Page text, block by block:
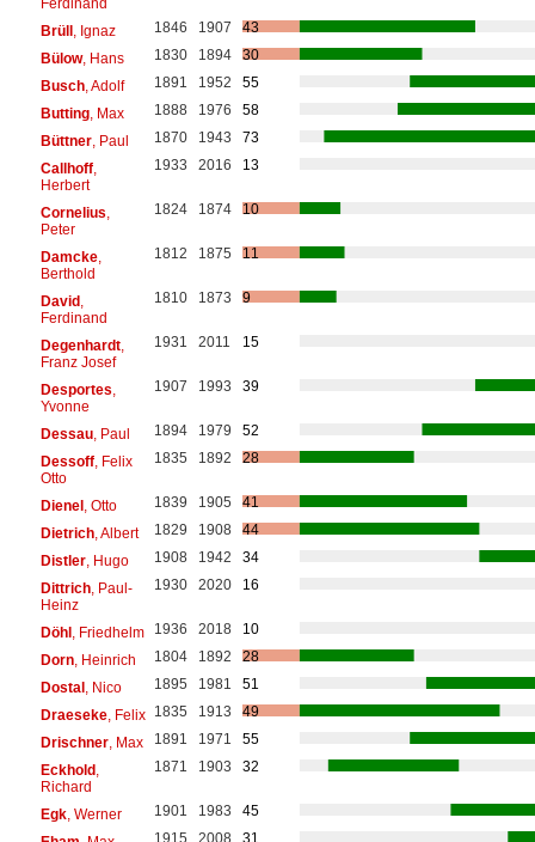
Brüll, Ignaz 1846 1907
43
Bülow, Hans 1830 1894
30
Busch, Adolf 1891 1952
55
Butting, Max 1888 1976
58
Büttner, Paul 1870 1943
73
Callhoff,
Herbert
1933 2016 13
Cornelius
Peter
1824 1874 10
Damcke,
Berthold
1812 1875 11
David,
Ferdinand
1810 1873 9
Degenhardt,
Franz Josef
1931 2011 15
Desportes
Yvonne
1907 1993 39
Dessau, Paul 1894 1979
52
Dessoff, Felix
Otto
1835 1892 28
Dienel, Otto 1839 1905
41
Dietrich, Albert 1829 1908
44
Distler, Hugo 1908 1942
34
Dittrich, Paul-
Heinz
1930 2020 16
Döhl, Friedhelm 1936 2018
10
Dorn, Heinrich 1804 1892
28
Dostal, Nico 1895 1981
51
Draeseke, Felix 1835 1913
49
Drischner, Max 1891 1971
55
Eckhold,
Richard
1871 1903 32
Egk, Werner 1901 1983
45
1915 2008
31